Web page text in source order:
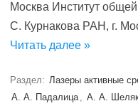
Москва Институт
С. Курнакова РАН, г.
Читать далее »
Раздел: Лазеры активные
А. А. Падалица , А. А.